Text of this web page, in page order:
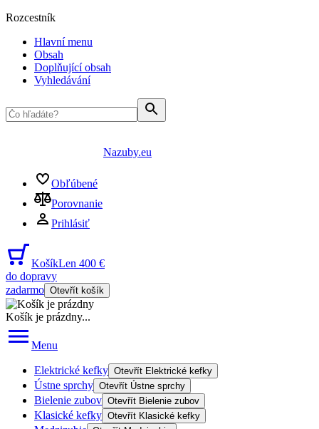
Rozcestník
Hlavní menu
Obsah
Doplňující obsah
Vyhledávání
Nazuby.eu
Obľúbené
Porovnanie
Prihlásiť
KošíkLen 400 €
do dopravy
zadarmo Otevřít košík
Košík je prázdny...
Menu
Elektrické kefky Otevřít Elektrické kefky
Ústne sprchy Otevřít Ústne sprchy
Bielenie zubov Otevřít Bielenie zubov
Klasické kefky Otevřít Klasické kefky